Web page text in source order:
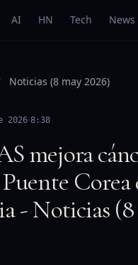
AI HN Tech News
Noticias (8 may 2026)
2026·8:38
mejora
Corea
- Noticias